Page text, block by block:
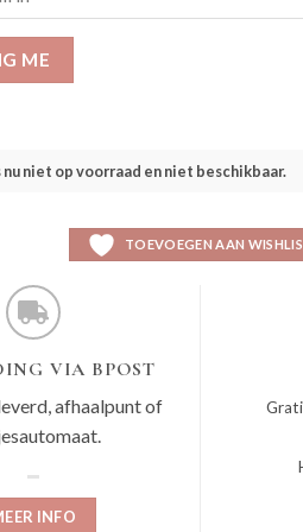
ME
niet op voorraad en niet beschikbaar.
TOEVOEGEN AAN
VIA BPOST
afhaalpunt of
INFO